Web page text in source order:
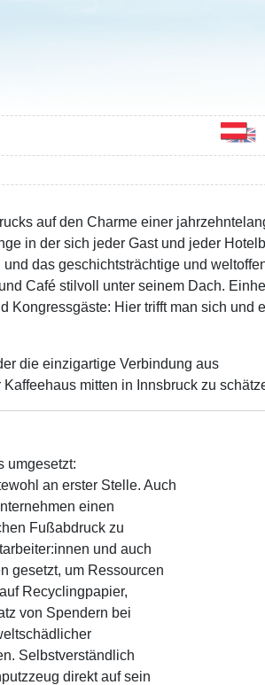
auf den Charme einer
in der sich jeder Gast und jeder
das geschichtsträchtige und
Café stilvoll unter seinem Dach.
Kongressgäste: Hier trifft man sich und
die einzigartige Verbindung aus
mitten in Innsbruck zu
umgesetzt:
an erster Stelle. Auch
einen
Fußabdruck zu
und auch
gesetzt, um Ressourcen
Recyclingpapier,
von Spendern bei
Selbstverständlich
direkt auf sein